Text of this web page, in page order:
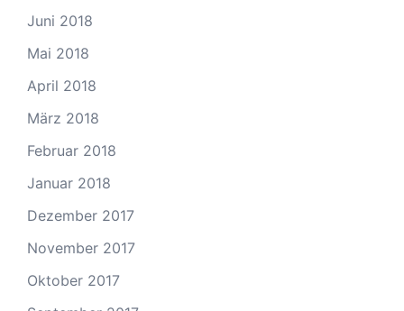
Juni 2018
Mai 2018
April 2018
März 2018
Februar 2018
Januar 2018
Dezember 2017
November 2017
Oktober 2017